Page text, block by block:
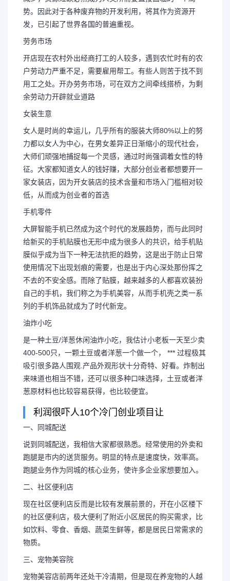
势。因此对于各种废弃物的开发利用，将其作为资源开
发，已引起了世界各国的普遍重视。
劳务市场
开店现在农村外出经商打工的人较多，遇到农忙时有的农
户劳动力严重不足，需要雇用帮工。有些人则苦于找不到
用工之处。开办劳务市场，可在双方之间牵线搭桥，为剩
余劳动力开辟就业道路
女装生意
女人是时尚的幸运儿，几乎所有的服装大师80%以上的努
力都以女人为中心，在男女差异正日渐缩小的现代社会，
大师们顽强地捕捉每一个灵感，通过时尚强调着女性的特
征。大家都知道女人的钱好赚，大部分创业者都想要开一
家女装店，因为开女装店的技术含量和市场入门槛相对较
低，从而成为创业者的首选
手机零件
大屏智能手机已然成为这个时代的发展趋势，而与此同时
给新买的手机贴膜也无形中成为很多人的共识，给手机贴
膜似乎成为当下一种无法抗拒的趋势，这是出于防止日常
使用情况下出现划痕的需要，也是出于内心深处那份挥之
不去的不安全感。而除了贴膜，越来越多的人都喜欢装扮
自己的手机，我们称之为手机美容，从而手机壳之类一系
列的手机饰品就成为了时代新宠。
油炸小吃
是一种土豆/洋葱休闲油炸小吃，我估计小老板一天至少卖
400-500只，一颗土豆或者洋葱一个做一个， *** 过程极其
吸引很多路人围观.产品外观形状十分奇特、好看。炸制出
来味道也相当不错，还可以很多种口味选择，土豆或者洋
葱原材料也比较容易获得，也比较便宜。
利润很吓人10个冷门创业项目让
一、同城配送
说到同城配送，我相信大家都很熟悉。经常使用的外卖和
跑腿是市内的送货服务。明显的特点是速度快，效率高。
跑腿业务作为同城的核心业务，使许多企业家想要加入。
二、社区便利店
现在社区便利店反而是比较有发展前景的，开在小区楼下
的社区便利店，极大便利了附近小区居民的购买需求，比
如饮料、零食、香烟、蔬菜生鲜等，都是居民日常需求的
物质。
三、宠物美容院
宠物美容店前两年还处干冷清期，但是现在养宠物的人越